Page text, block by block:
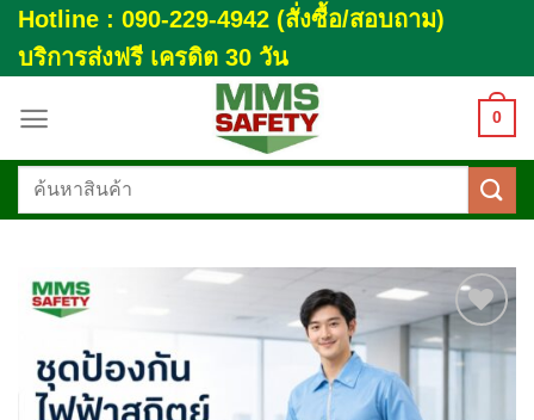
Skip
to
content
Hotline : 090-229-4942 (สั่งซื้อ/สอบถาม)
บริการส่งฟรี เครดิต 30 วัน
0
ค้นหา:
Add to